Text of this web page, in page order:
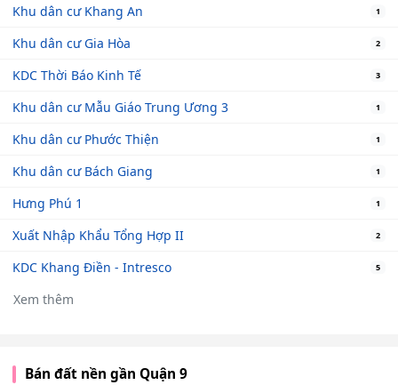
Khu dân cư Khang An 1
Khu dân cư Gia Hòa 2
KDC Thời Báo Kinh Tế 3
Khu dân cư Mẫu Giáo Trung Ương 3 1
Khu dân cư Phước Thiện 1
Khu dân cư Bách Giang 1
Hưng Phú 1 1
Xuất Nhập Khẩu Tổng Hợp II 2
KDC Khang Điền - Intresco 5
Xem thêm
Bán đất nền gần Quận 9